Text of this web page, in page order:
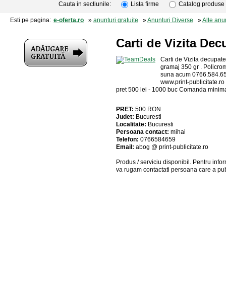
Cauta in sectiunile: Lista firme Catalog produse
Esti pe pagina: e-oferta.ro » anunturi gratuite »Anunturi Diverse »Alte
Carti de Vizita
Carti de Vizita
gramaj 350 gr .
suna acum
www.print-publicitate.ro
pret 500 lei - 1000 buc Comanda
PRET: 500 RON
Judet: Bucuresti
Localitate: Bucuresti
Persoana contact: mihai
Telefon: 0766584659
Email: abog @ print-publicitate.ro
Produs / serviciu disponibil . Pentru
va rugam contactati persoana care a